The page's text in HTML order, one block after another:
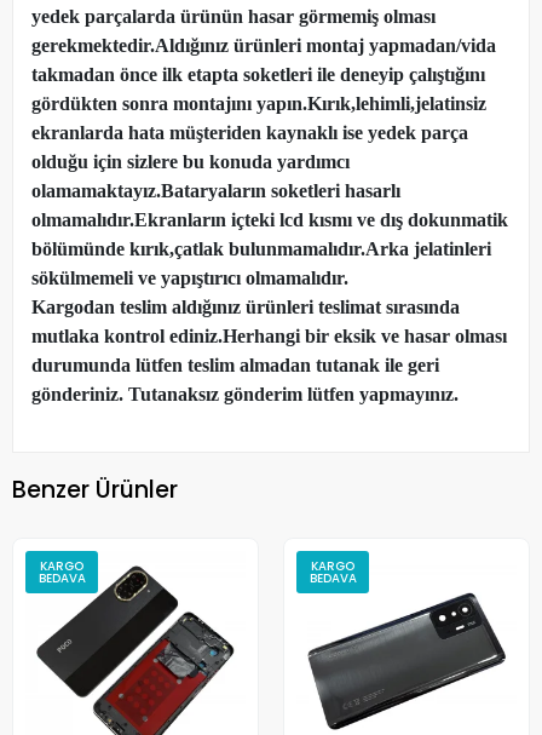
yedek parçalarda ürünün hasar görmemiş olması
gerekmektedir.Aldığınız ürünleri montaj yapmadan/vida
takmadan önce ilk etapta soketleri ile deneyip çalıştığını
gördükten sonra montajını yapın.Kırık,lehimli,jelatinsiz
ekranlarda hata müşteriden kaynaklı ise yedek parça
olduğu için sizlere bu konuda yardımcı
olamamaktayız.Bataryaların soketleri hasarlı
olmamalıdır.Ekranların içteki lcd kısmı ve dış dokunmatik
bölümünde kırık,çatlak bulunmamalıdır.Arka jelatinleri
sökülmemeli ve yapıştırıcı olmamalıdır.
Kargodan teslim aldığınız ürünleri teslimat sırasında
mutlaka kontrol ediniz.Herhangi bir eksik ve hasar olması
durumunda lütfen teslim almadan tutanak ile geri
gönderiniz. Tutanaksız gönderim lütfen yapmayınız.
Benzer Ürünler
KARGO
BEDAVA
KARGO
BEDAVA